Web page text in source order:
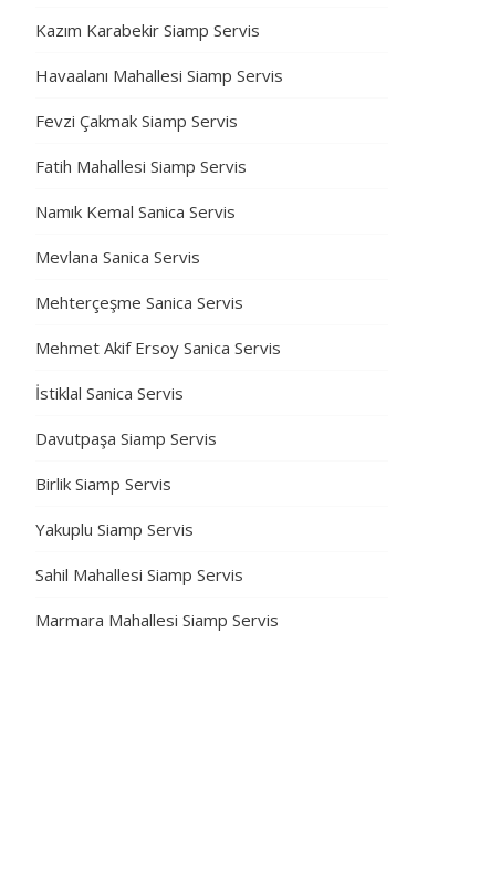
Kazım Karabekir Siamp Servis
Havaalanı Mahallesi Siamp Servis
Fevzi Çakmak Siamp Servis
Fatih Mahallesi Siamp Servis
Namık Kemal Sanica Servis
Mevlana Sanica Servis
Mehterçeşme Sanica Servis
Mehmet Akif Ersoy Sanica Servis
İstiklal Sanica Servis
Davutpaşa Siamp Servis
Birlik Siamp Servis
Yakuplu Siamp Servis
Sahil Mahallesi Siamp Servis
Marmara Mahallesi Siamp Servis